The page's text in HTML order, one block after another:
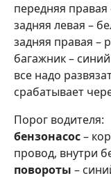
передняя
задняя левая –
задняя правая –
багажник – синий
все надо
срабатывает
Порог водителя:
бензонасос–
провод, внутри
повороты –